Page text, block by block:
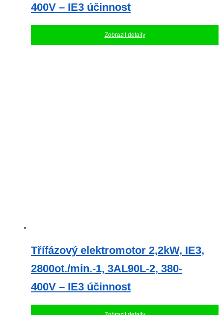
400V – IE3 účinnost
Zobrazit detaily
Třífázový elektromotor 2,2kW, IE3,
2800ot./min.-1, 3AL90L-2, 380-
400V – IE3 účinnost